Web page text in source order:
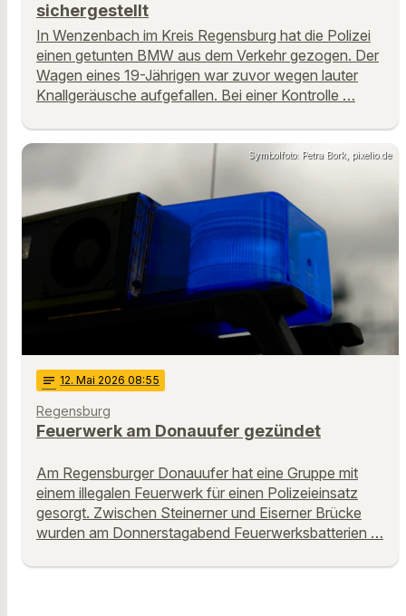
sichergestellt
In Wenzenbach im Kreis Regensburg hat die Polizei
einen getunten BMW aus dem Verkehr gezogen. Der
Wagen eines 19-Jährigen war zuvor wegen lauter
Knallgeräusche aufgefallen. Bei einer Kontrolle …
Symbolfoto: Petra Bork, pixelio.de
notes 12. Mai 2026 08:55
Regensburg
Feuerwerk am Donauufer gezündet
Am Regensburger Donauufer hat eine Gruppe mit
einem illegalen Feuerwerk für einen Polizeieinsatz
gesorgt. Zwischen Steinerner und Eiserner Brücke
wurden am Donnerstagabend Feuerwerksbatterien …